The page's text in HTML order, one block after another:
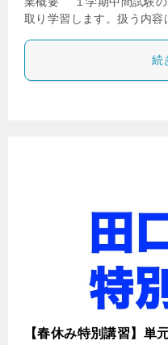
取り学習します。扱う内
続
【春休み特別講習】単